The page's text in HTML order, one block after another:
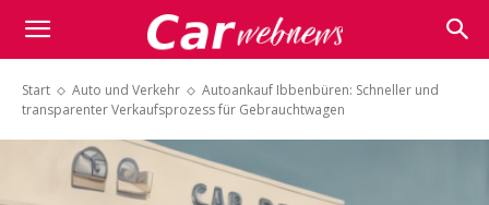
Carwebnews.com
Start Auto und Verkehr
Autoankauf Ibbenbüren: Schneller und
transparenter Verkaufsprozess für Gebrauchtwagen